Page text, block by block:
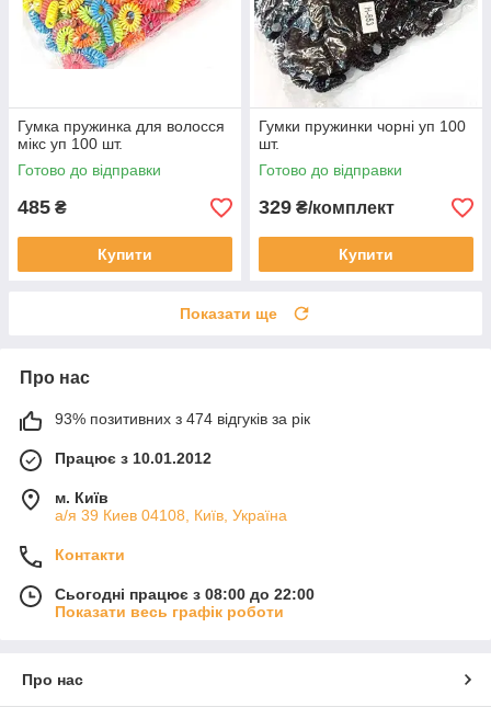
Гумка пружинка для волосся
мікс уп 100 шт.
Готово до відправки
485 ₴
Купити
Гумки пружинки чорні уп 100
шт.
Готово до відправки
329 ₴/комплект
Купити
Показати ще
Про нас
93% позитивних з 474 відгуків за рік
Працює з 10.01.2012
м. Київ
а/я 39 Киев 04108, Київ, Україна
Контакти
Сьогодні працює з 08:00 до 22:00
Показати весь графік роботи
Про нас